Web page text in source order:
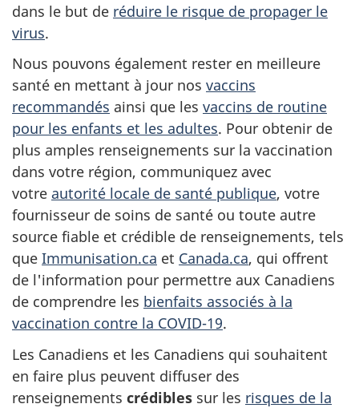
dans le but de réduire le risque de propager le
virus.
Nous pouvons également rester en meilleure
santé en mettant à jour nos vaccins
recommandés ainsi que les vaccins de routine
pour les enfants et les adultes. Pour obtenir de
plus amples renseignements sur la vaccination
dans votre région, communiquez avec
votre autorité locale de santé publique, votre
fournisseur de soins de santé ou toute autre
source fiable et crédible de renseignements, tels
que Immunisation.ca et Canada.ca, qui offrent
de l'information pour permettre aux Canadiens
de comprendre les bienfaits associés à la
vaccination contre la COVID-19.
Les Canadiens et les Canadiens qui souhaitent
en faire plus peuvent diffuser des
renseignements crédibles sur les risques de la